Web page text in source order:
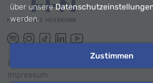
©
Impressum
über unsere
werden.
Zustimmen